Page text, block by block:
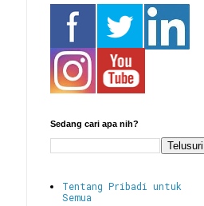
Sedang cari apa nih?
Tentang Pribadi untuk
Semua